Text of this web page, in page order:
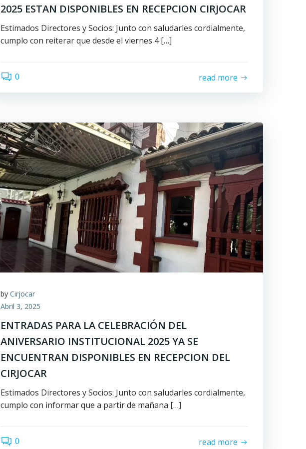
2025 ESTAN DISPONIBLES EN RECEPCION CIRJOCAR
Estimados Directores y Socios: Junto con saludarles cordialmente,
cumplo con reiterar que desde el viernes 4 […]
0 read more
by Cirjocar
Abril 3, 2025
ENTRADAS PARA LA CELEBRACIÓN DEL
ANIVERSARIO INSTITUCIONAL 2025 YA SE
ENCUENTRAN DISPONIBLES EN RECEPCION DEL
CIRJOCAR
Estimados Directores y Socios: Junto con saludarles cordialmente,
cumplo con informar que a partir de mañana […]
0 read more